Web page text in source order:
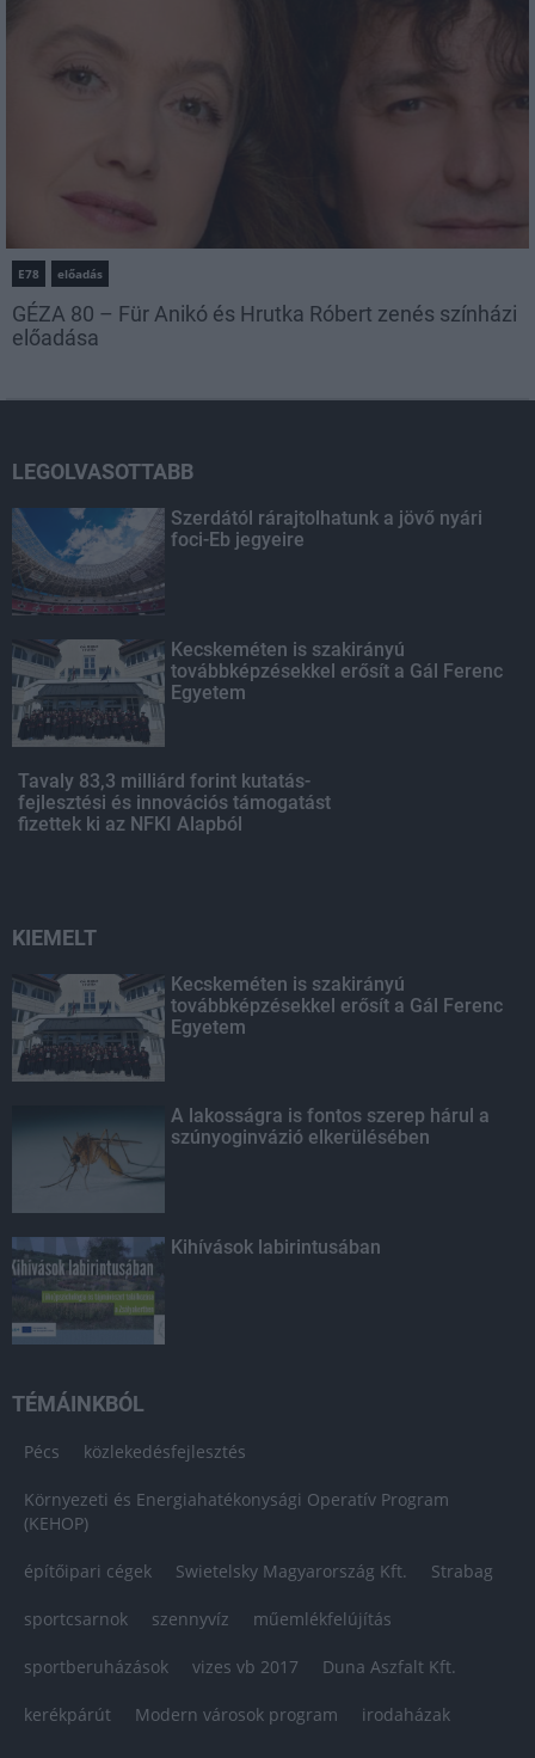
E78 előadás
GÉZA 80 – Für Anikó és Hrutka Róbert zenés színházi
előadása
LEGOLVASOTTABB
Szerdától rárajtolhatunk a jövő nyári
foci-Eb jegyeire
Kecskeméten is szakirányú
továbbképzésekkel erősít a Gál Ferenc
Egyetem
Tavaly 83,3 milliárd forint kutatás-
fejlesztési és innovációs támogatást
fizettek ki az NFKI Alapból
KIEMELT
Kecskeméten is szakirányú
továbbképzésekkel erősít a Gál Ferenc
Egyetem
A lakosságra is fontos szerep hárul a
szúnyoginvázió elkerülésében
Kihívások labirintusában
TÉMÁINKBÓL
Pécs közlekedésfejlesztés
Környezeti és Energiahatékonysági Operatív Program
(KEHOP)
építőipari cégek Swietelsky Magyarország Kft. Strabag
sportcsarnok szennyvíz műemlékfelújítás
sportberuházások vizes vb 2017 Duna Aszfalt Kft.
kerékpárút Modern városok program irodaházak